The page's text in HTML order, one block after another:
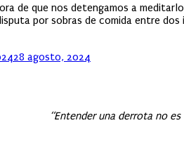
de que nos detengamos a
por sobras de comida entre
28 agosto, 2024
“Entender una derrota no